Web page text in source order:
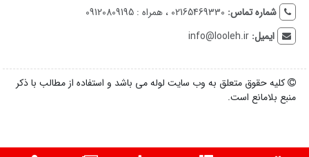
شماره تماس: 02165469330 ، همراه : 09120809195
ایمیل:info@looleh.ir
کلیه حقوق متعلق به وب سایت لوله می باشد و استفاده از مطالب با ذکر
منبع بلامانع است.